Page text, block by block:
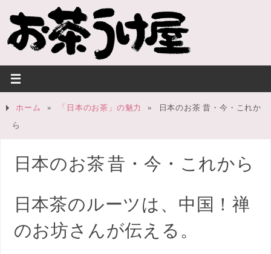
ホーム » 「日本のお茶」の魅力 »
日本のお茶 昔・今・これか
ら
日本のお茶 昔・今・これから
日本茶のルーツは、中国！禅
のお坊さんが伝える。